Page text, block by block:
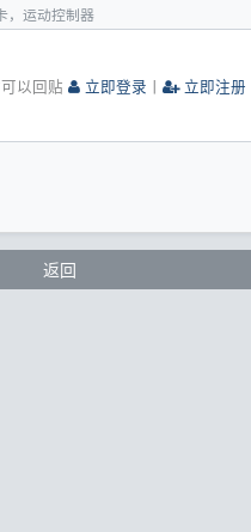
，运动控制器
以回贴 立即登录 丨 立即注册
返回